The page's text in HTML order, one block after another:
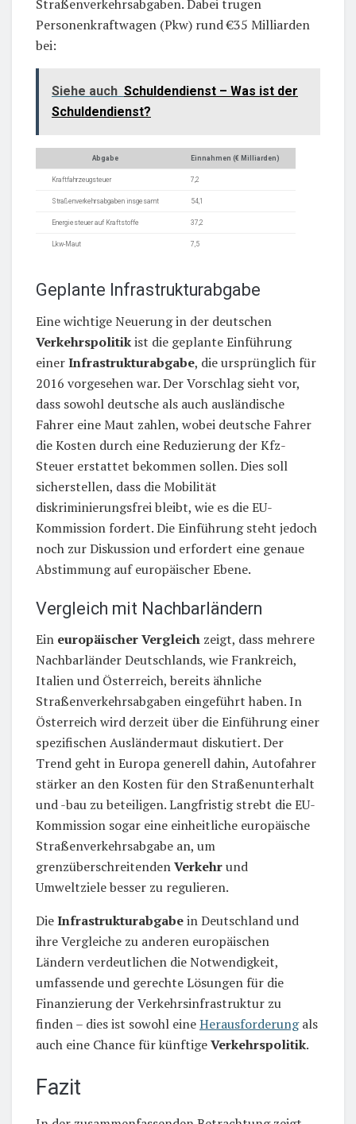
Straßenverkehrsabgaben. Dabei trugen
Personenkraftwagen (Pkw) rund €35 Milliarden
bei:
Siehe auch Schuldendienst – Was ist der
Schuldendienst?
Abgabe Einnahmen (€ Milliarden)
Kraftfahrzeugsteuer 7,2
Straßenverkehrsabgaben insgesamt 54,1
Energiesteuer auf Kraftstoffe 37,2
Lkw-Maut 7,5
Geplante Infrastrukturabgabe
Eine wichtige Neuerung in der deutschen
Verkehrspolitikist die geplante Einführung
einerInfrastrukturabgabe, die ursprünglich für
2016 vorgesehen war. Der Vorschlag sieht vor,
dass sowohl deutsche als auch ausländische
Fahrer eine Maut zahlen, wobei deutsche Fahrer
die Kosten durch eine Reduzierung der Kfz-
Steuer erstattet bekommen sollen. Dies soll
sicherstellen, dass die Mobilität
diskriminierungsfrei bleibt, wie es die EU-
Kommission fordert. Die Einführung steht jedoch
noch zur Diskussion und erfordert eine genaue
Abstimmung auf europäischer Ebene.
Vergleich mit Nachbarländern
Ein europäischer Vergleich zeigt, dass mehrere
Nachbarländer Deutschlands, wie Frankreich,
Italien und Österreich, bereits ähnliche
Straßenverkehrsabgaben eingeführt haben. In
Österreich wird derzeit über die Einführung einer
spezifischen Ausländermaut diskutiert. Der
Trend geht in Europa generell dahin, Autofahrer
stärker an den Kosten für den Straßenunterhalt
und -bau zu beteiligen. Langfristig strebt die EU-
Kommission sogar eine einheitliche europäische
Straßenverkehrsabgabe an, um
grenzüberschreitendenVerkehrund
Umweltziele besser zu regulieren.
DieInfrastrukturabgabein Deutschland und
ihre Vergleiche zu anderen europäischen
Ländern verdeutlichen die Notwendigkeit,
umfassende und gerechte Lösungen für die
Finanzierung der Verkehrsinfrastruktur zu
finden – dies ist sowohl eineHerausforderungals
auch eine Chance für künftigeVerkehrspolitik.
Fazit